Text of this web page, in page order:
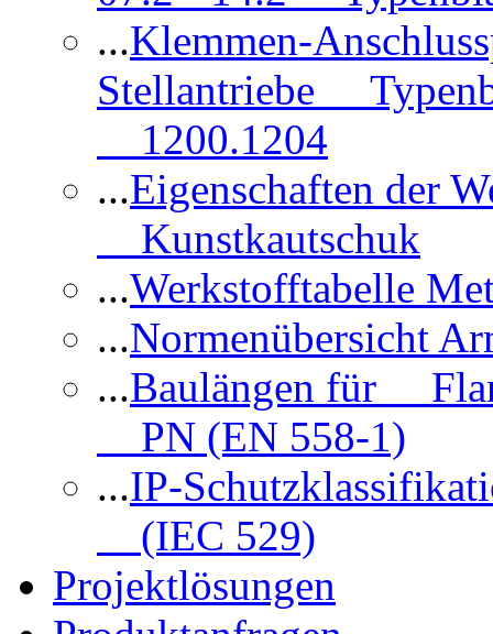
...Klemmen-
Stellantriebe
1200.1204
...Eigenschaften der
Kunstkautschuk
...Werkstofftabelle
...Normenübersicht
...Baulängen für
PN (EN 558-1)
...IP-
(IEC 529)
Projektlösungen